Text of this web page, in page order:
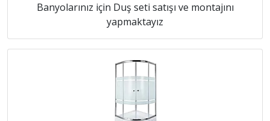
Banyolarınız için Duş seti satışı ve montajını
yapmaktayız